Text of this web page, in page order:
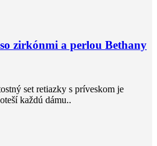
zirkónmi a perlou Bethany
set retiazky s príveskom je
každú dámu..